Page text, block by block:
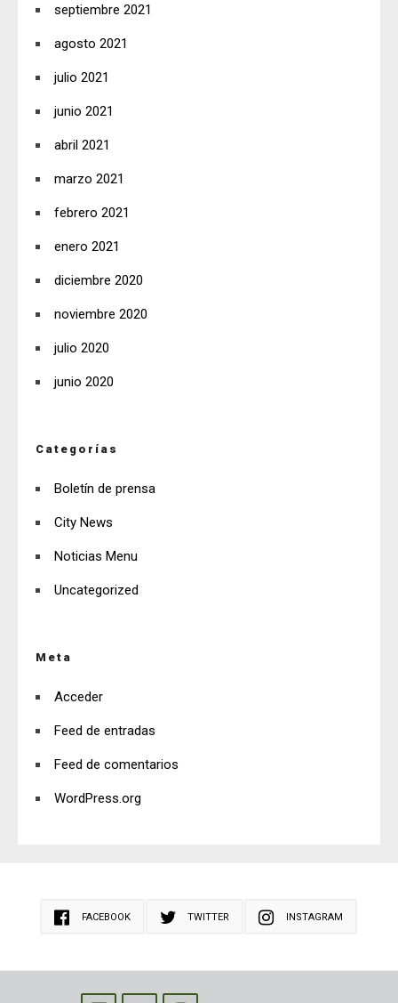
septiembre 2021
agosto 2021
julio 2021
junio 2021
abril 2021
marzo 2021
febrero 2021
enero 2021
diciembre 2020
noviembre 2020
julio 2020
junio 2020
Categorías
Boletín de prensa
City News
Noticias Menu
Uncategorized
Meta
Acceder
Feed de entradas
Feed de comentarios
WordPress.org
FACEBOOK TWITTER INSTAGRAM